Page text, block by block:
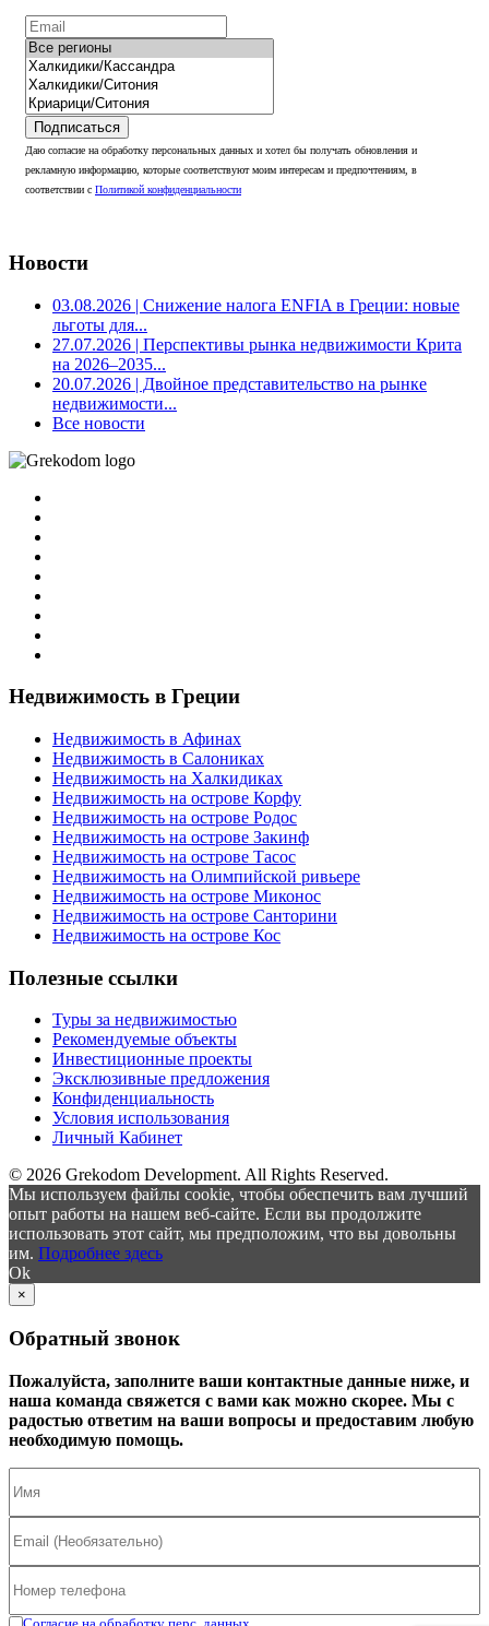
Подписаться
Даю согласие на обработку персональных данных и хотел бы получать обновления и
рекламную информацию, которые соответствуют моим интересам и предпочтениям, в
соответствии с Политикой конфиденциальности
Новости
03.08.2026 | Снижение налога ENFIA в Греции: новые
льготы для...
27.07.2026 | Перспективы рынка недвижимости Крита
на 2026–2035...
20.07.2026 | Двойное представительство на рынке
недвижимости...
Все новости
Недвижимость в Греции
Недвижимость в Афинах
Недвижимость в Салониках
Недвижимость на Халкидиках
Недвижимость на острове Корфу
Недвижимость на острове Родос
Недвижимость на острове Закинф
Недвижимость на острове Тасос
Недвижимость на Олимпийской ривьере
Недвижимость на острове Миконос
Недвижимость на острове Санторини
Недвижимость на острове Кос
Полезные ссылки
Туры за недвижимостью
Рекомендуемые объекты
Инвестиционные проекты
Эксклюзивные предложения
Конфиденциальность
Условия использования
Личный Кабинет
© 2026 Grekodom Development. All Rights Reserved.
Мы используем файлы cookie, чтобы обеспечить вам лучший
опыт работы на нашем веб-сайте. Если вы продолжите
использовать этот сайт, мы предположим, что вы довольны
им. Подробнее здесь
Ok
×
Обратный звонок
Пожалуйста, заполните ваши контактные данные ниже, и
наша команда свяжется с вами как можно скорее. Мы с
радостью ответим на ваши вопросы и предоставим любую
необходимую помощь.